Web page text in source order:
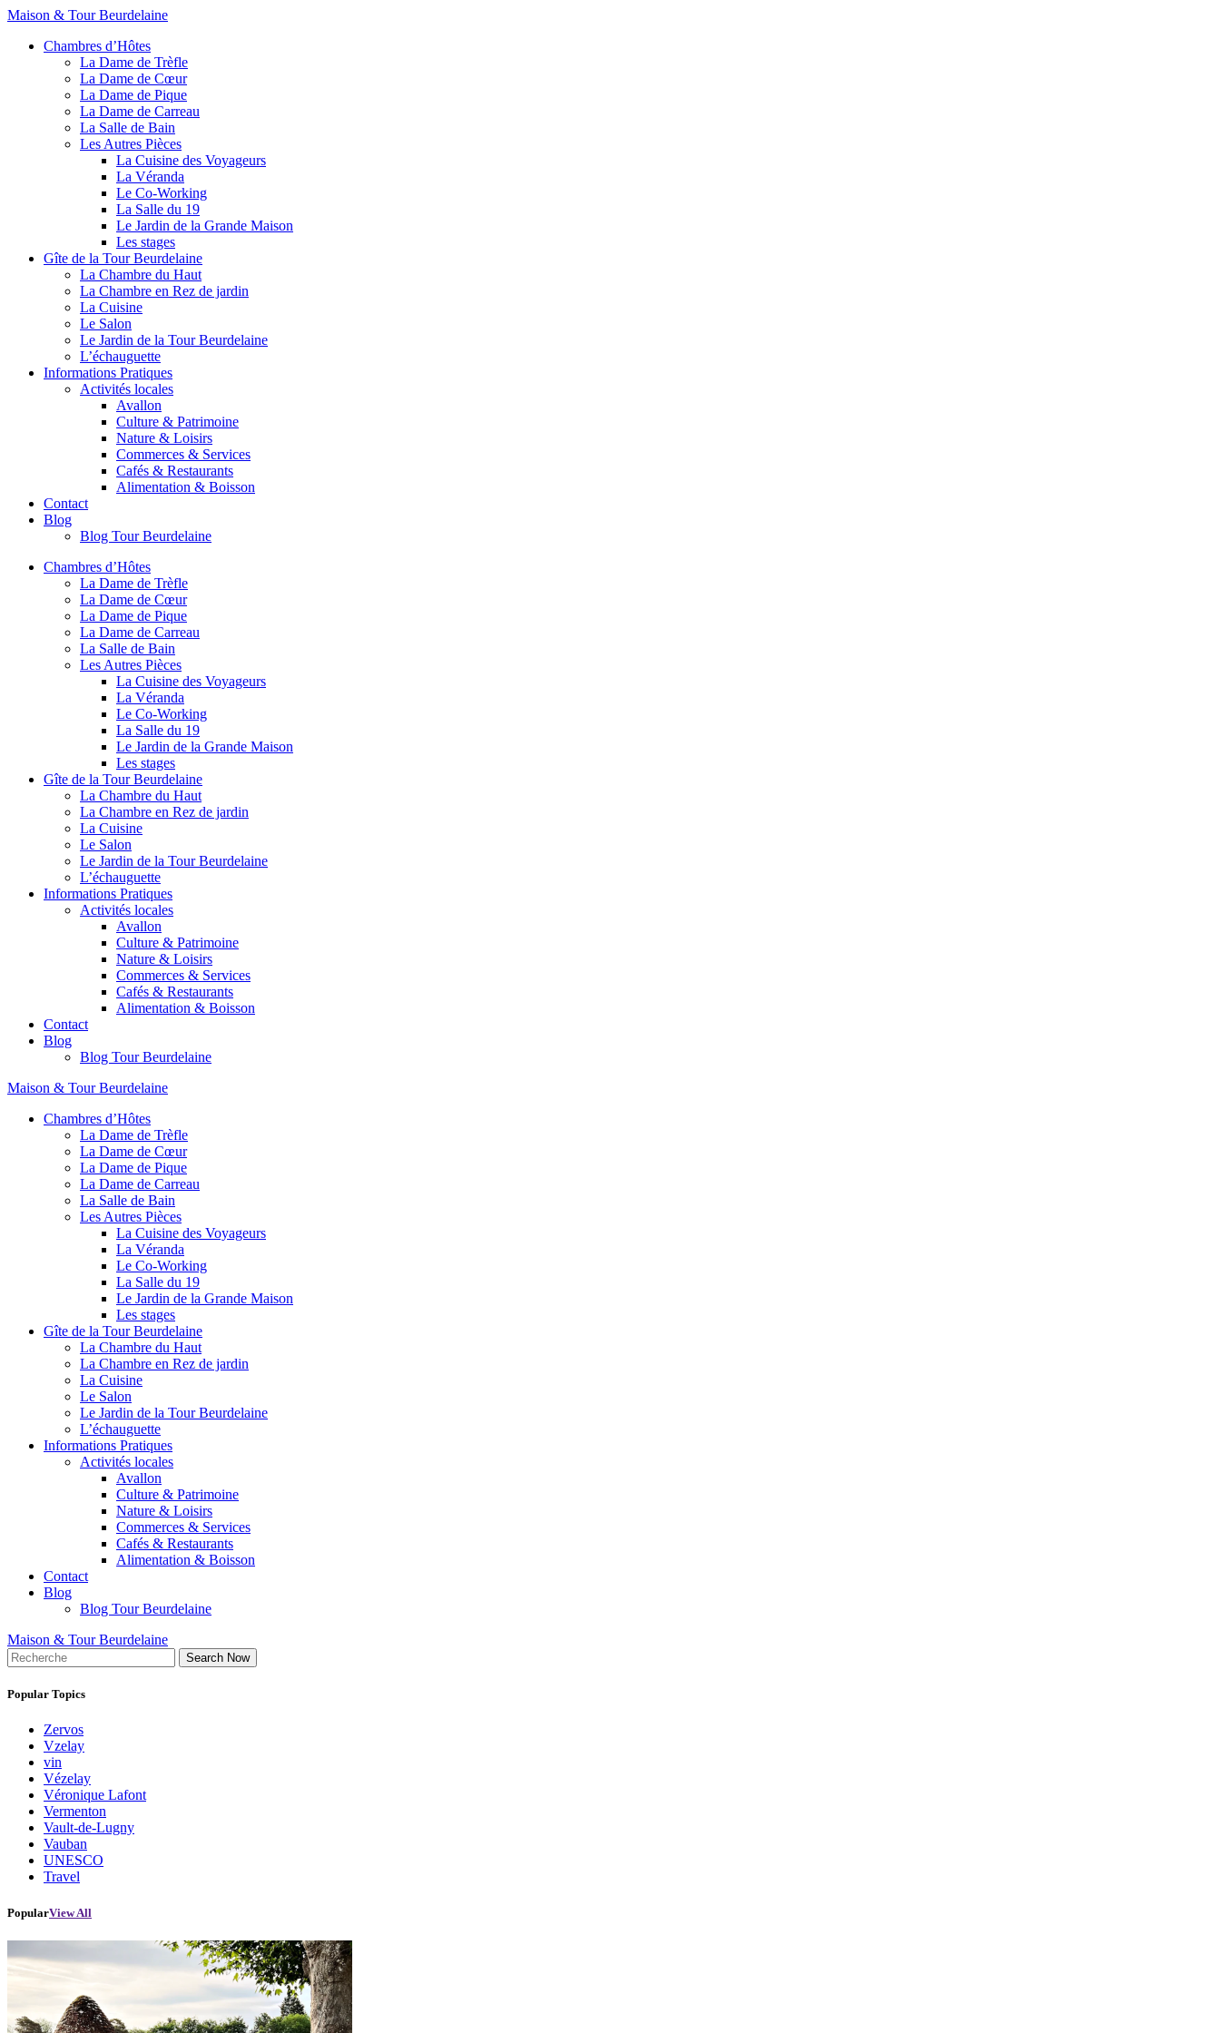
Maison & Tour Beurdelaine
Chambres d’Hôtes
La Dame de Trèfle
La Dame de Cœur
La Dame de Pique
La Dame de Carreau
La Salle de Bain
Les Autres Pièces
La Cuisine des Voyageurs
La Véranda
Le Co-Working
La Salle du 19
Le Jardin de la Grande Maison
Les stages
Gîte de la Tour Beurdelaine
La Chambre du Haut
La Chambre en Rez de jardin
La Cuisine
Le Salon
Le Jardin de la Tour Beurdelaine
L’échauguette
Informations Pratiques
Activités locales
Avallon
Culture & Patrimoine
Nature & Loisirs
Commerces & Services
Cafés & Restaurants
Alimentation & Boisson
Contact
Blog
Blog Tour Beurdelaine
Chambres d’Hôtes
La Dame de Trèfle
La Dame de Cœur
La Dame de Pique
La Dame de Carreau
La Salle de Bain
Les Autres Pièces
La Cuisine des Voyageurs
La Véranda
Le Co-Working
La Salle du 19
Le Jardin de la Grande Maison
Les stages
Gîte de la Tour Beurdelaine
La Chambre du Haut
La Chambre en Rez de jardin
La Cuisine
Le Salon
Le Jardin de la Tour Beurdelaine
L’échauguette
Informations Pratiques
Activités locales
Avallon
Culture & Patrimoine
Nature & Loisirs
Commerces & Services
Cafés & Restaurants
Alimentation & Boisson
Contact
Blog
Blog Tour Beurdelaine
Maison & Tour Beurdelaine
Chambres d’Hôtes
La Dame de Trèfle
La Dame de Cœur
La Dame de Pique
La Dame de Carreau
La Salle de Bain
Les Autres Pièces
La Cuisine des Voyageurs
La Véranda
Le Co-Working
La Salle du 19
Le Jardin de la Grande Maison
Les stages
Gîte de la Tour Beurdelaine
La Chambre du Haut
La Chambre en Rez de jardin
La Cuisine
Le Salon
Le Jardin de la Tour Beurdelaine
L’échauguette
Informations Pratiques
Activités locales
Avallon
Culture & Patrimoine
Nature & Loisirs
Commerces & Services
Cafés & Restaurants
Alimentation & Boisson
Contact
Blog
Blog Tour Beurdelaine
Maison & Tour Beurdelaine
Search Now
Popular Topics
Zervos
Vzelay
vin
Vézelay
Véronique Lafont
Vermenton
Vault-de-Lugny
Vauban
UNESCO
Travel
PopularView All